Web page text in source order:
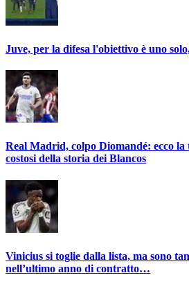
Juve, per la difesa l'obiettivo è uno
Real Madrid, colpo Diomandé: ecco la
costosi della storia dei Blancos
Vinicius si toglie dalla lista, ma sono
nell’ultimo anno di contratto…